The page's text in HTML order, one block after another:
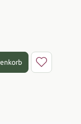
ein oder benutze die